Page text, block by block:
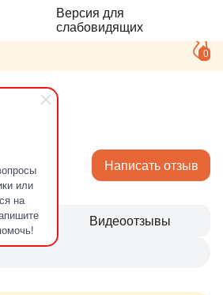
или
на
Версия для
слабовидящих
0
Написать отзыв
Видеоотзывы